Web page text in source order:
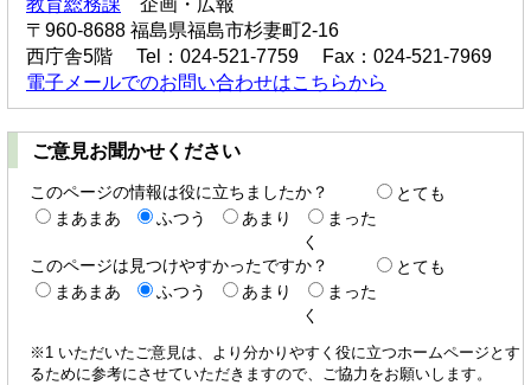
教育総務課 企画・広報
〒960-8688 福島県福島市杉妻町2-16
西庁舎5階 Tel：024-521-7759 Fax：024-521-7969
電子メールでのお問い合わせはこちらから
ご意見お聞かせください
このページの情報は役に立ちましたか？
とても
まあまあ
ふつう あまり
まった
く
このページは見つけやすかったですか？
とても
まあまあ
ふつう あまり
まった
く
※1 いただいたご意見は、より分かりやすく役に立つホームページとす
るために参考にさせていただきますので、ご協力をお願いします。